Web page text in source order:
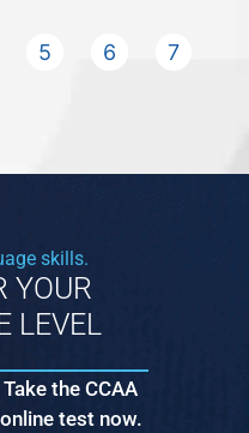
5 6 7
skills.
YOUR
LEVEL
Take the CCAA
online test now.